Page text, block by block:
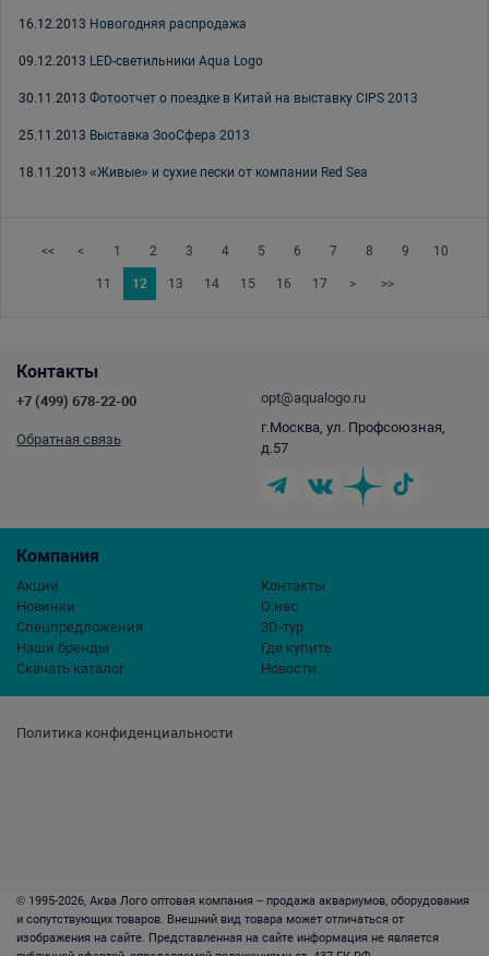
16.12.2013 Новогодняя распродажа
09.12.2013 LED-светильники Aqua Logo
30.11.2013 Фотоотчет о поездке в Китай на выставку CIPS 2013
25.11.2013 Выставка ЗооСфера 2013
18.11.2013 «Живые» и сухие пески от компании Red Sea
<< < 1 2 3 4 5 6 7 8 9 10
11 12 13 14 15 16 17 > >>
Политика конфиденциальности
Компания
Акции
Новинки
Спецпредложения
Наши бренды
Скачать каталог
Контакты
О нас
3D-тур
Где купить
Новости
Контакты
+7 (499) 678-22-00
Обратная связь
opt@aqualogo.ru
г.Москва, ул. Профсоюзная,
д.57
© 1995-2026, Аква Лого оптовая компания – продажа аквариумов, оборудования
и сопутствующих товаров. Внешний вид товара может отличаться от
изображения на сайте. Представленная на сайте информация не является